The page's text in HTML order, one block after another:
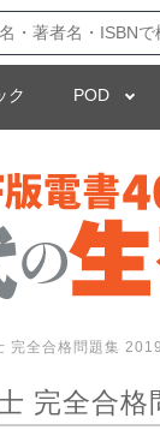
ク POD
完全合格問題集
完全合格